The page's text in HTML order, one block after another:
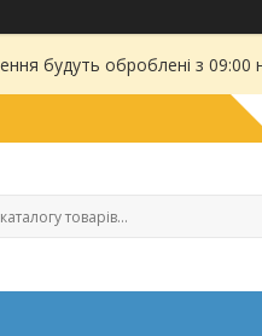
будуть оброблені з